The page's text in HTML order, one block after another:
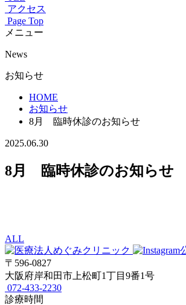
アクセス
Page Top
メニュー
News
お知らせ
HOME
お知らせ
8月 臨時休診のお知らせ
2025.06.30
8月 臨時休診のお知らせ
ALL
〒596-0827
大阪府岸和田市上松町1丁目9番1号
072-433-2230
診療時間